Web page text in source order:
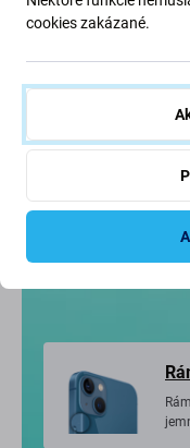
cookies zakázané.